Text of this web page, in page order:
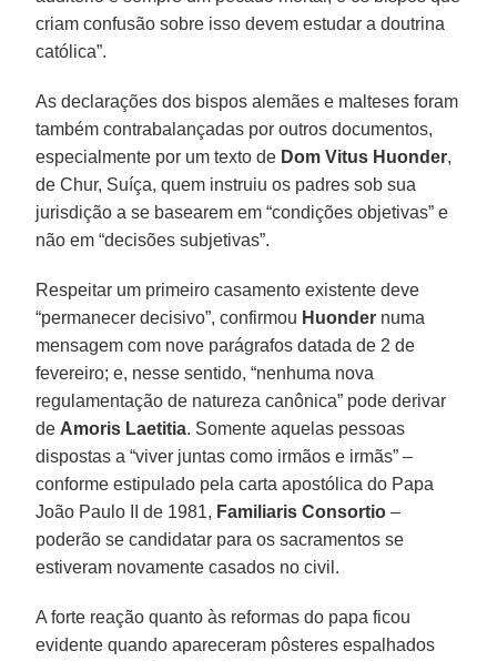
criam confusão sobre isso devem estudar a doutrina
católica”.
As declarações dos bispos alemães e malteses foram
também contrabalançadas por outros documentos,
especialmente por um texto de Dom Vitus Huonder,
de Chur, Suíça, quem instruiu os padres sob sua
jurisdição a se basearem em “condições objetivas” e
não em “decisões subjetivas”.
Respeitar um primeiro casamento existente deve
“permanecer decisivo”, confirmou Huonder numa
mensagem com nove parágrafos datada de 2 de
fevereiro; e, nesse sentido, “nenhuma nova
regulamentação de natureza canônica” pode derivar
de Amoris Laetitia. Somente aquelas pessoas
dispostas a “viver juntas como irmãos e irmãs” –
conforme estipulado pela carta apostólica do Papa
João Paulo II de 1981, Familiaris Consortio –
poderão se candidatar para os sacramentos se
estiveram novamente casados no civil.
A forte reação quanto às reformas do papa ficou
evidente quando apareceram pôsteres espalhados